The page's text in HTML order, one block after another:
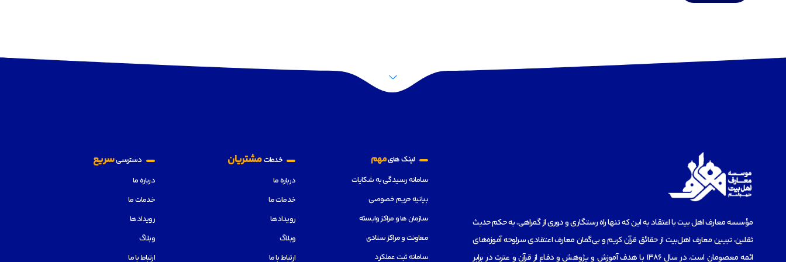
مؤسسه‌ معارف اهل بیت با اعتقاد به این که تنها راه رستگاری و دوری از گمراهی، به حکم حدیث
ثقلین، تبیین معارف اهل‌بیت از حقائق قرآن کریم و بی‌گمان معارف اعتقادی سرلوحه آموزه‌های
ائمه معصومان است، در سال 1386 با هدف آموزش و پژوهش و دفاع از قرآن و عترت در برابر
لینک هایمهم
سامانه رسیدگی به شکایات
بیانیه حریم خصوصی
سازمان ها و مراکز وابسته
معاونت و مراکز ستادی
سامانه ثبت عملکرد
خدماتمشتریان
درباره ما
خدمات ما
رویدادها
وبلاگ
ارتباط با ما
دسترسیسریع
درباره ما
خدمات ما
رویدادها
وبلاگ
ارتباط با ما